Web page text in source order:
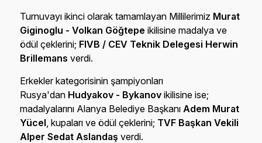
Turnuvayı ikinci olarak tamamlayan Millilerimiz Murat
Giginoglu - Volkan Göğtepe ikilisine madalya ve
ödül çeklerini; FIVB / CEV Teknik Delegesi Herwin
Brillemansverdi.
Erkekler kategorisinin şampiyonları
Rusya'dan Hudyakov - Bykanov ikilisine ise;
madalyalarını Alanya Belediye BaşkanıAdem Murat
Yücel, kupaları ve ödül çeklerini; TVF Başkan Vekili
Alper Sedat Aslandaş verdi.